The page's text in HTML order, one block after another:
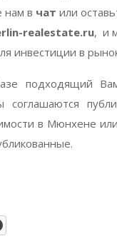
нам в чат или
realestate.ru, и
инвестиции в
подходящий
в Мюнхене